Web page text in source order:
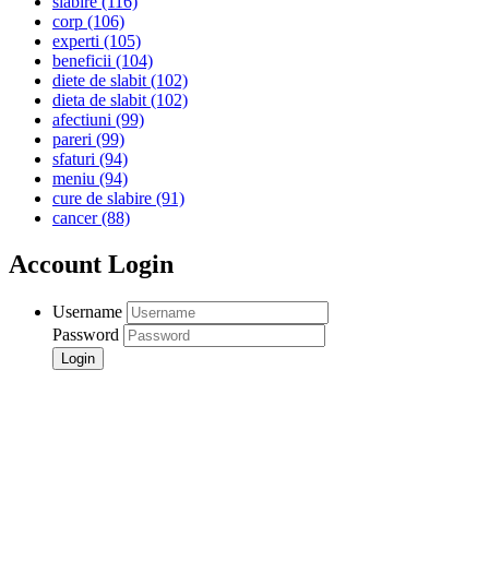
corp (106)
experti (105)
beneficii (104)
diete de slabit(102)
dieta de slabit(102)
afectiuni (99)
pareri (99)
sfaturi (94)
meniu (94)
cure de slabire (91)
cancer(88)
Account Login
Username
Password